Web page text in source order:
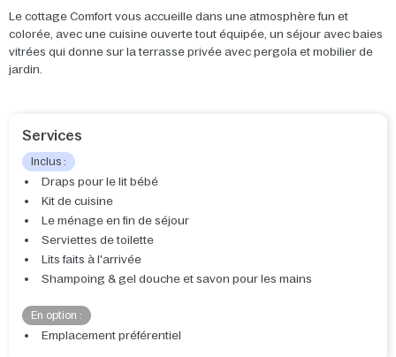
Le cottage Comfort vous accueille dans une atmosphère fun et
colorée, avec une cuisine ouverte tout équipée, un séjour avec baies
vitrées qui donne sur la terrasse privée avec pergola et mobilier de
jardin.
Services
Inclus :
Draps pour le lit bébé
Kit de cuisine
Le ménage en fin de séjour
Serviettes de toilette
Lits faits à l'arrivée
Shampoing & gel douche et savon pour les mains
En option :
Emplacement préférentiel